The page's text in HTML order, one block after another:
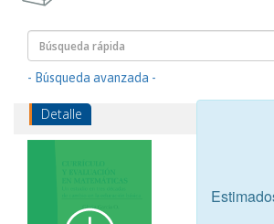
- Búsqueda avanzada -
Detalle